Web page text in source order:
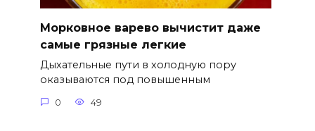
Морковное варево вычистит даже
самые грязные легкие
Дыхательные пути в холодную пору
оказываются под повышенным
0 49